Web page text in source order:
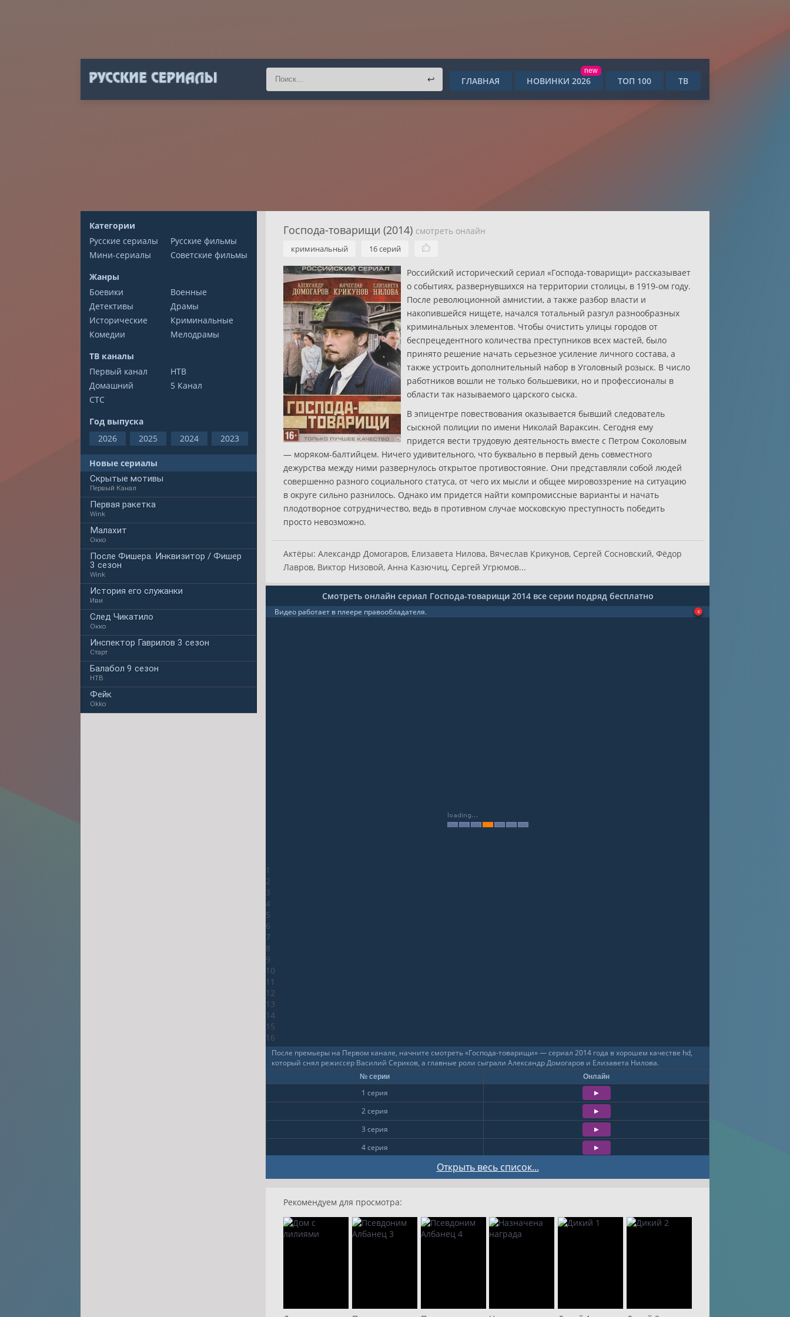
↩ ГЛАВНАЯ НОВИНКИ 2026
new
ТОП 100 ТВ
Господа-товарищи (2014) смотреть онлайн
криминальный 16 серий
Российский исторический сериал «Господа-товарищи» рассказывает
о событиях, развернувшихся на территории столицы, в 1919-ом году.
После революционной амнистии, а также разбор власти и
накопившейся нищете, начался тотальный разгул разнообразных
криминальных элементов. Чтобы очистить улицы городов от
беспрецедентного количества преступников всех мастей, было
принято решение начать серьезное усиление личного состава, а
также устроить дополнительный набор в Уголовный розыск. В число
работников вошли не только большевики, но и профессионалы в
области так называемого царского сыска.
В эпицентре повествования оказывается бывший следователь
сыскной полиции по имени Николай Вараксин. Сегодня ему
придется вести трудовую деятельность вместе с Петром Соколовым
— моряком-балтийцем. Ничего удивительного, что буквально в первый день совместного
дежурства между ними развернулось открытое противостояние. Они представляли собой людей
совершенно разного социального статуса, от чего их мысли и общее мировоззрение на ситуацию
в округе сильно разнилось. Однако им придется найти компромиссные варианты и начать
плодотворное сотрудничество, ведь в противном случае московскую преступность победить
просто невозможно.
Актёры: Александр Домогаров, Елизавета Нилова, Вячеслав Крикунов, Сергей Сосновский, Фёдор
Лавров, Виктор Низовой, Анна Казючиц, Сергей Угрюмов...
Смотреть онлайн сериал Господа-товарищи 2014 все серии подряд бесплатно
Видео работает в плеере правообладателя.
1
2
3
4
5
6
7
8
9
10
11
12
13
14
15
16
После премьеры на Первом канале, начните смотреть «Господа-товарищи» — сериал 2014 года в хорошем качестве hd,
который снял режиссер Василий Сериков, а главные роли сыграли Александр Домогаров и Елизавета Нилова.
Открыть весь список...
№ серии Онлайн
1 серия
2 серия
3 серия
4 серия
7 серия
8 серия
9
13
Рекомендуем для просмотра:
Категории
Русские сериалы
Русские фильмы
Мини-сериалы
Советские фильмы
Жанры
Боевики
Военные
Детективы
Драмы
Исторические
Криминальные
Комедии
Мелодрамы
ТВ каналы
Первый канал
НТВ
Домашний
5 Канал
СТС
Год выпуска
2026
2025 2024 2023
Новые сериалы
Скрытые мотивы
Первый Канал
Первая ракетка
Wink
Малахит
Окко
После Фишера. Инквизитор / Фишер
3 сезон
Wink
История его служанки
Иви
След Чикатило
Окко
Инспектор Гаврилов 3 сезон
Старт
Балабол 9 сезон
НТВ
Фейк
Okko